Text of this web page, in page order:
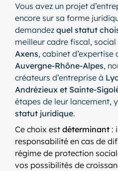
Vous avez un projet
encore sur sa forme
demandez quel statut
meilleur cadre fiscal, social
Axens, cabinet
Auvergne-Rhône-Alpes,
créateurs d’entreprise à
Andrézieux et Sainte-
étapes de leur lancement,
statut juridique.
Ce choix est déterminant :
responsabilité en cas de
régime de protection
vos possibilités de